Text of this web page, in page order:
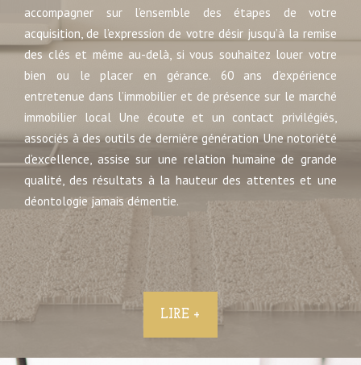
accompagner sur l’ensemble des étapes de votre
acquisition, de l’expression de votre désir jusqu’à la remise
des clés et même au-delà, si vous souhaitez louer votre
bien ou le placer en gérance. 60 ans d’expérience
entretenue dans l’immobilier et de présence sur le marché
immobilier local Une écoute et un contact privilégiés,
associés à des outils de dernière génération Une notoriété
d’excellence, assise sur une relation humaine de grande
qualité, des résultats à la hauteur des attentes et une
déontologie jamais démentie.
LIRE +